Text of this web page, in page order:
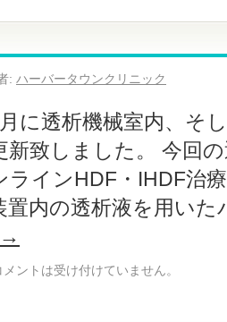
: ハーバータウンクリニック
に透析機械室内、そ
新致しました。 今回
ラインHDF・IHDF治
置内の透析液を用い
→
メントは受け付けていません。